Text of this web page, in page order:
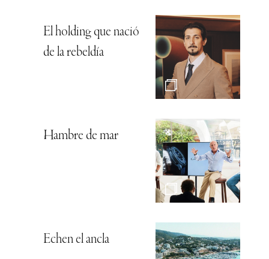
El holding que nació
de la rebeldía
Hambre de mar
Echen el ancla